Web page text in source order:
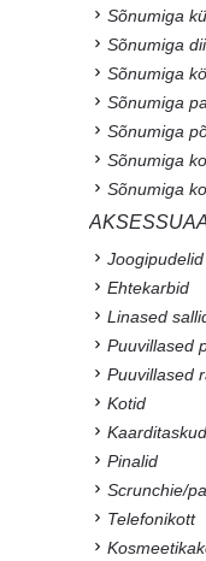
Sõnumiga
Sõnumiga
Sõnumiga
Sõnumiga
Sõnumiga
Sõnumiga
Sõnumiga
Joogipudelid
Ehtekarbid
Linased
Puuvillased
Puuvillased
Kotid
Kaarditaskud
Pinalid
Scrunchie/
Telefonikott